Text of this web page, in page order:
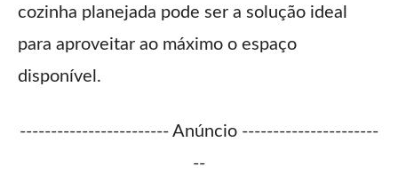
cozinha planejada pode ser a solução ideal
para aproveitar ao máximo o espaço
disponível.
------------------------ Anúncio ----------------------
--